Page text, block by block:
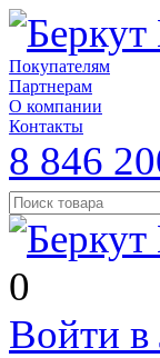
Покупателям
Партнерам
О компании
Контакты
8 846
0
Войти